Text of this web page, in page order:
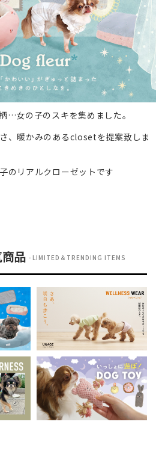
…女の子のスキを集めました。
、暖かみのあるclosetを提案致しま
のリアルクローゼットです
品 LIMITED＆TRENDING ITEMS